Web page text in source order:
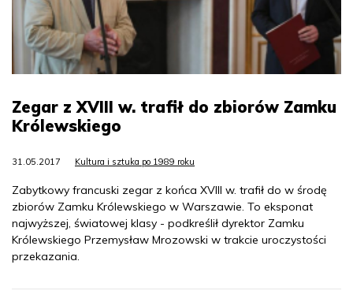
Zegar z XVIII w. trafił do zbiorów Zamku
Królewskiego
31.05.2017 Kultura i sztuka po 1989 roku
Zabytkowy francuski zegar z końca XVIII w. trafił do w środę
zbiorów Zamku Królewskiego w Warszawie. To eksponat
najwyższej, światowej klasy - podkreślił dyrektor Zamku
Królewskiego Przemysław Mrozowski w trakcie uroczystości
przekazania.